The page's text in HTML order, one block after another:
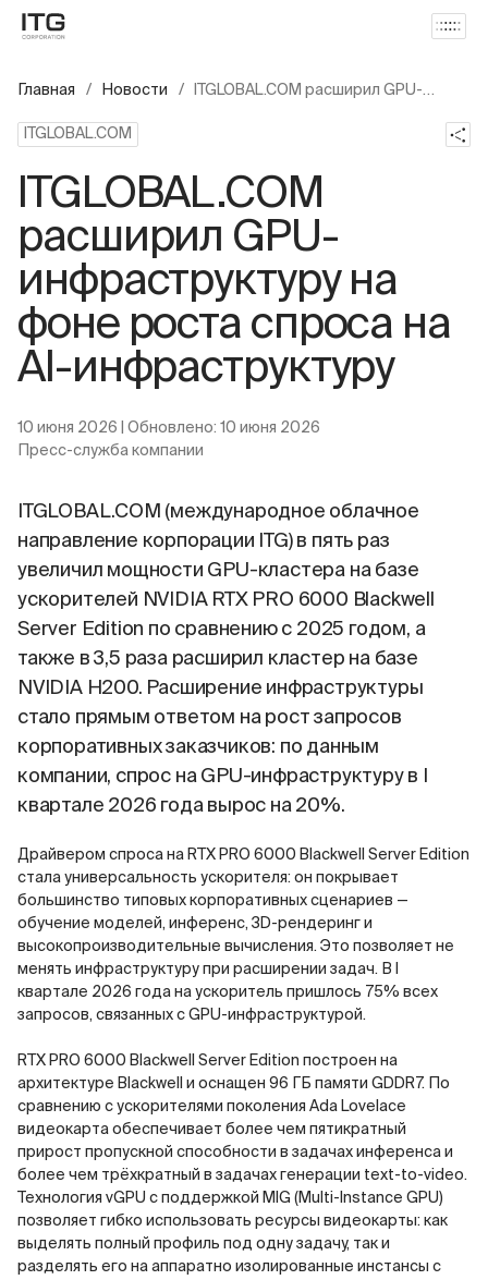
Главная Новости
ITGLOBAL.COM расширил GPU-
ITGLOBAL.COM
ITGLOBAL.COM
расширил GPU-
инфраструктуру на
фоне роста спроса на
AI-инфраструктуру
10 июня 2026 | Обновлено: 10 июня 2026
Пресс-служба компании
ITGLOBAL.COM (международное облачное
направление корпорации ITG) в пять раз
увеличил мощности GPU-кластера на базе
ускорителей NVIDIA RTX PRO 6000 Blackwell
Server Edition по сравнению с 2025 годом, а
также в 3,5 раза расширил кластер на базе
NVIDIA H200. Расширение инфраструктуры
стало прямым ответом на рост запросов
корпоративных заказчиков: по данным
компании, спрос на GPU-инфраструктуру в I
квартале 2026 года вырос на 20%.
Драйвером спроса на RTX PRO 6000 Blackwell Server Edition
стала универсальность ускорителя: он покрывает
большинство типовых корпоративных сценариев —
обучение моделей, инференс, 3D-рендеринг и
высокопроизводительные вычисления. Это позволяет не
менять инфраструктуру при расширении задач. В I
квартале 2026 года на ускоритель пришлось 75% всех
запросов, связанных с GPU-инфраструктурой.
RTX PRO 6000 Blackwell Server Edition построен на
архитектуре Blackwell и оснащен 96 ГБ памяти GDDR7. По
сравнению с ускорителями поколения Ada Lovelace
видеокарта обеспечивает более чем пятикратный
прирост пропускной способности в задачах инференса и
более чем трёхкратный в задачах генерации text-to-video.
Технология vGPU с поддержкой MIG (Multi-Instance GPU)
позволяет гибко использовать ресурсы видеокарты: как
выделять полный профиль под одну задачу, так и
разделять его на аппаратно изолированные инстансы с